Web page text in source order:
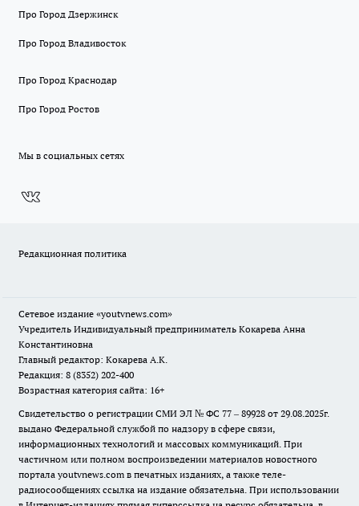
Про Город Дзержинск
Про Город Владивосток
Про Город Краснодар
Про Город Ростов
Мы в социальных сетях
Редакционная политика
Сетевое издание «youtvnews.com»
Учредитель Индивидуальный предприниматель Кокарева Анна
Константиновна
Главный редактор: Кокарева А.К.
Редакция: 8 (8352) 202-400
Возрастная категория сайта: 16+
Свидетельство о регистрации СМИ ЭЛ № ФС 77 – 89928 от 29.08.2025г.
выдано Федеральной службой по надзору в сфере связи,
информационных технологий и массовых коммуникаций. При
частичном или полном воспроизведении материалов новостного
портала youtvnews.com в печатных изданиях, а также теле-
радиосообщениях ссылка на издание обязательна. При использовании